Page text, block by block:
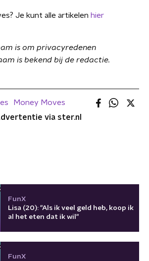
Je kunt alle artikelen hier
is om privacyredenen
is bekend bij de redactie.
Money Moves
via ster.nl
FunX
Lisa (20): "Als ik veel geld heb, koop ik
al het eten dat ik wil"
FunX